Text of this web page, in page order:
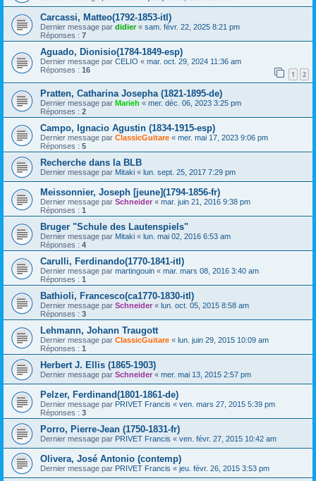
Carcassi, Matteo(1792-1853-itl)
Dernier message par didier« sam. févr. 22, 2025 8:21 pm
Réponses : 7
Aguado, Dionisio(1784-1849-esp)
Dernier message par CELIO « mar. oct. 29, 2024 11:36 am
Réponses : 16 1 2
Pratten, Catharina Josepha (1821-1895-de)
Dernier message par Marieh « mer. déc. 06, 2023 3:25 pm
Réponses : 2
Campo, Ignacio Agustin (1834-1915-esp)
Dernier message par ClassicGuitare « mer. mai 17, 2023 9:06 pm
Réponses : 5
Recherche dans la BLB
Dernier message par Mitaki « lun. sept. 25, 2017 7:29 pm
Meissonnier, Joseph [jeune](1794-1856-fr)
Dernier message par Schneider « mar. juin 21, 2016 9:38 pm
Réponses : 1
Bruger "Schule des Lautenspiels"
Dernier message par Mitaki « lun. mai 02, 2016 6:53 am
Réponses : 4
Carulli, Ferdinando(1770-1841-itl)
Dernier message par martingouin « mar. mars 08, 2016 3:40 am
Réponses : 1
Bathioli, Francesco(ca1770-1830-itl)
Dernier message par Schneider « lun. oct. 05, 2015 8:58 am
Réponses : 3
Lehmann, Johann Traugott
Dernier message par ClassicGuitare « lun. juin 29, 2015 10:09 am
Réponses : 1
Herbert J. Ellis (1865-1903)
Dernier message par Schneider « mer. mai 13, 2015 2:57 pm
Pelzer, Ferdinand(1801-1861-de)
Dernier message par PRIVET Francis « ven. mars 27, 2015 5:39 pm
Réponses : 3
Porro, Pierre-Jean (1750-1831-fr)
Dernier message par PRIVET Francis « ven. févr. 27, 2015 10:42 am
Olivera, José Antonio (contemp)
Dernier message par PRIVET Francis « jeu. févr. 26, 2015 3:53 pm